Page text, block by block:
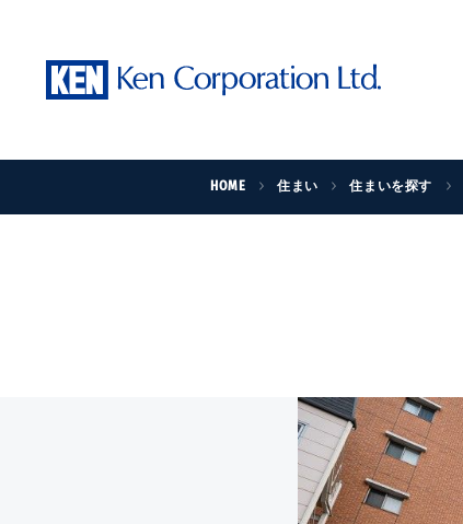
HOME 住まい 住まいを探す